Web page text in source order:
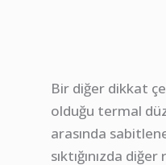
Bir diğer dikkat
olduğu termal
arasında
sıktığınızda